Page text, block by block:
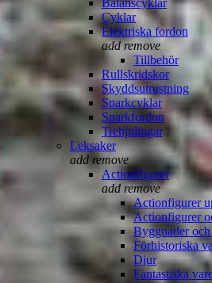
Balanscyklar
Cyklar
Elektriska fordon
add remove
Tillbehör
Rullskridskor
Skyddsutrustning
Sparkcyklar
Sparkfordon
Trehjulingar
Leksaker
add remove
Actionfigurer
add remove
Actionfigurer
Actionfigurer
Byggnader
Förhistoriska
Djur
Fantastiska